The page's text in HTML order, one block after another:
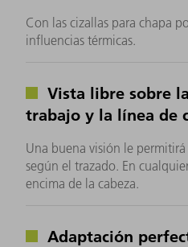
Con las cizallas para chapa
influencias térmicas.
Vista libre sobre
trabajo y la línea de
Una buena visión le
según el trazado. En
encima de la cabeza.
Adaptación